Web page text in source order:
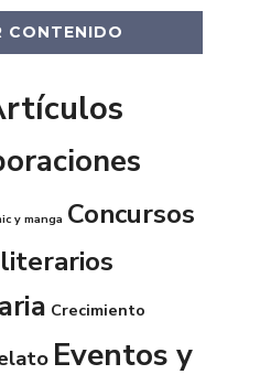
CONTENIDO
y manga Concursos
Crecimiento
Eventos y